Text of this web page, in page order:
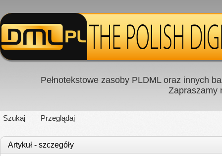
Pełnotekstowe zasoby PLDML oraz innych
Zapraszamy
Szukaj Przeglądaj
Artykuł - szczegóły